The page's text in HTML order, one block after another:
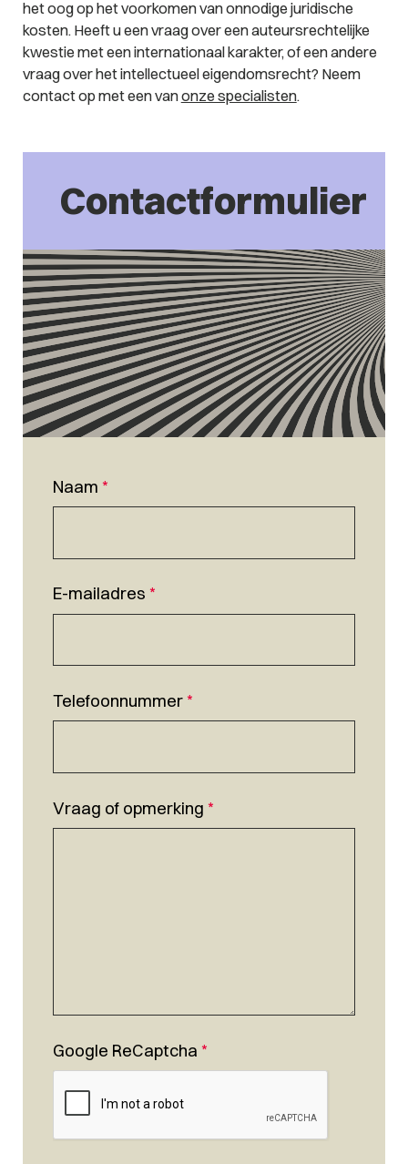
het oog op het voorkomen van onnodige juridische
kosten. Heeft u een vraag over een auteursrechtelijke
kwestie met een internationaal karakter, of een andere
vraag over het intellectueel eigendomsrecht? Neem
contact op met een vanonze specialisten.
Contactformulier
Naam *
E-mailadres *
Telefoonnummer*
Vraag of opmerking *
Google ReCaptcha *